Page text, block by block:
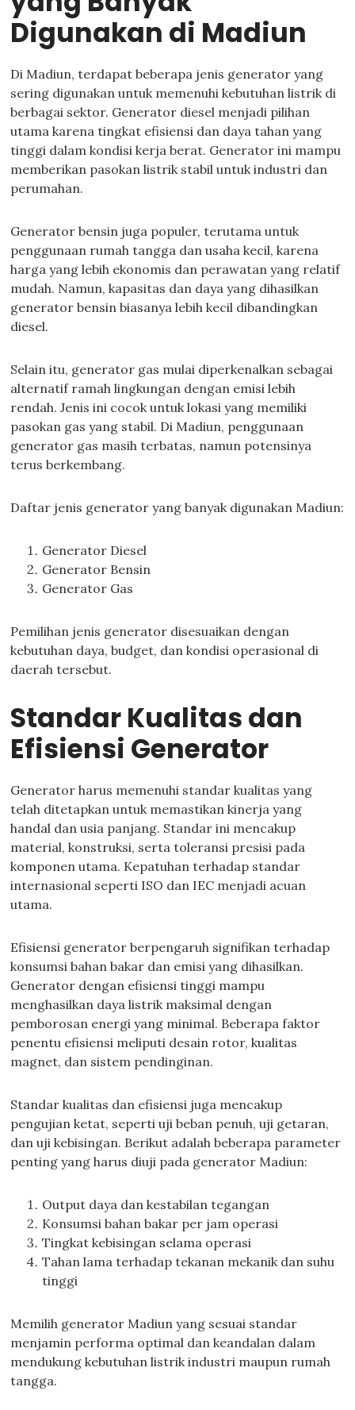
Digunakan di Madiun
Di Madiun, terdapat beberapa jenis generator yang
sering digunakan untuk memenuhi kebutuhan listrik di
berbagai sektor. Generator diesel menjadi pilihan
utama karena tingkat efisiensi dan daya tahan yang
tinggi dalam kondisi kerja berat. Generator ini mampu
memberikan pasokan listrik stabil untuk industri dan
perumahan.
Generator bensin juga populer, terutama untuk
penggunaan rumah tangga dan usaha kecil, karena
harga yang lebih ekonomis dan perawatan yang relatif
mudah. Namun, kapasitas dan daya yang dihasilkan
generator bensin biasanya lebih kecil dibandingkan
diesel.
Selain itu, generator gas mulai diperkenalkan sebagai
alternatif ramah lingkungan dengan emisi lebih
rendah. Jenis ini cocok untuk lokasi yang memiliki
pasokan gas yang stabil. Di Madiun, penggunaan
generator gas masih terbatas, namun potensinya
terus berkembang.
Daftar jenis generator yang banyak digunakan Madiun:
Generator Diesel
Generator Bensin
Generator Gas
Pemilihan jenis generator disesuaikan dengan
kebutuhan daya, budget, dan kondisi operasional di
daerah tersebut.
Standar Kualitas dan
Efisiensi Generator
Generator harus memenuhi standar kualitas yang
telah ditetapkan untuk memastikan kinerja yang
handal dan usia panjang. Standar ini mencakup
material, konstruksi, serta toleransi presisi pada
komponen utama. Kepatuhan terhadap standar
internasional seperti ISO dan IEC menjadi acuan
utama.
Efisiensi generator berpengaruh signifikan terhadap
konsumsi bahan bakar dan emisi yang dihasilkan.
Generator dengan efisiensi tinggi mampu
menghasilkan daya listrik maksimal dengan
pemborosan energi yang minimal. Beberapa faktor
penentu efisiensi meliputi desain rotor, kualitas
magnet, dan sistem pendinginan.
Standar kualitas dan efisiensi juga mencakup
pengujian ketat, seperti uji beban penuh, uji getaran,
dan uji kebisingan. Berikut adalah beberapa parameter
penting yang harus diuji pada generator Madiun:
Output daya dan kestabilan tegangan
Konsumsi bahan bakar per jam operasi
Tingkat kebisingan selama operasi
Tahan lama terhadap tekanan mekanik dan suhu
tinggi
Memilih generator Madiun yang sesuai standar
menjamin performa optimal dan keandalan dalam
mendukung kebutuhan listrik industri maupun rumah
tangga.